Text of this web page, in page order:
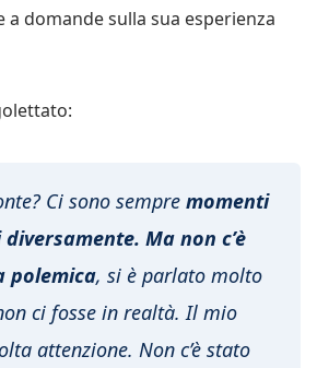
domande sulla sua esperienza
Ci sono sempre momenti
Ma non c’è
polemica, si è parlato molto
ci fosse in realtà. Il mio
attenzione. Non c’è stato